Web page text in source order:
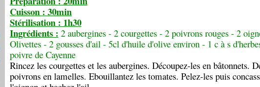
Cuisson : 30min
Stérilisation : 1h30
Ingrédients : 2 aubergines - 2 courgettes - 2 poivrons rouges - 2
Olivettes - 2 gousses d'ail - 5cl d'huile d'olive environ - 1 c à s
poivre de Cayenne
Rincez les courgettes et les aubergines. Découpez-les en bâtonnets.
poivrons en lamelles. Ebouillantez les tomates. Pelez-les puis